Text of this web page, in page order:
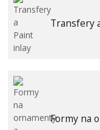
Transfery
Formy na